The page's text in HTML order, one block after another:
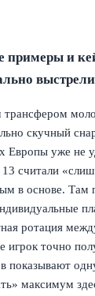
примеры и
скучный
Европы уже не
13 считали
в основе. Там
ротация
игрок точно
показывают
максимум